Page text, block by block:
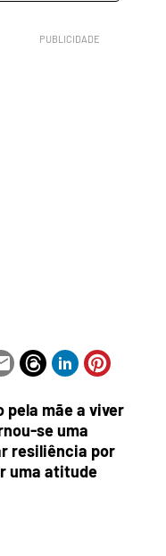
pela mãe a viver
se uma
resiliência por
uma atitude